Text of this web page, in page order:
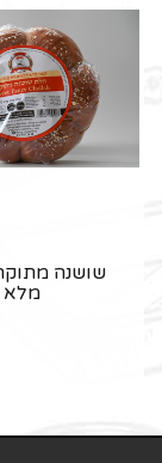
שושנה
מלא